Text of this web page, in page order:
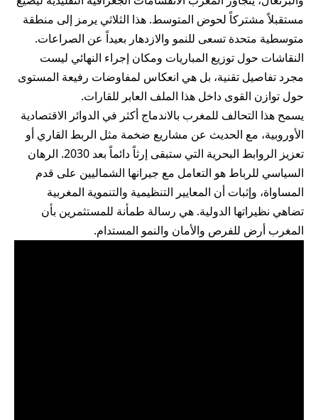
مستقبلاً مشتركاً لحوض المتوسط. هذا الثلاثي يرمز إلى منطقة
متوسطية متحدة تسعى للنمو والازدهار بعيداً عن الصراعات.
النقاشات حول توزيع المباريات ومكان إجراء النهائي ليست
مجرد تفاصيل تقنية، بل هي انعكاس لمفاوضات رفيعة المستوى
حول توازن القوى داخل هذا الملف العابر للقارات.
يسمح هذا التحالف للمغرب بالاندماج أكثر في الدوائر الاقتصادية
الأوروبية، مع الحديث عن مشاريع ضخمة مثل الربط القاري أو
تعزيز الروابط البحرية التي ستبقى إرثاً دائماً بعد 2030. الرهان
السياسي للرباط هو التعامل مع جيرانها الشماليين على قدم
المساواة، وإثبات أن المعايير التنظيمية والتنموية المغربية
تضاهي نظيراتها الدولية. هي رسالة طمأنة للمستثمرين بأن
المغرب أرض للفرص والأمان والنمو المستدام.